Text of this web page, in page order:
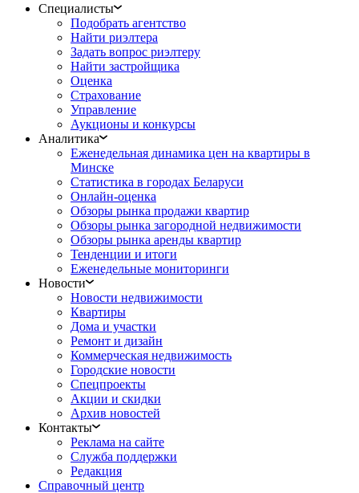
Специалисты
Подобрать агентство
Найти риэлтера
Задать вопрос риэлтеру
Найти застройщика
Оценка
Страхование
Управление
Аукционы и конкурсы
Аналитика
Еженедельная динамика цен на квартиры в
Минске
Статистика в городах Беларуси
Онлайн-оценка
Обзоры рынка продажи квартир
Обзоры рынка загородной недвижимости
Обзоры рынка аренды квартир
Тенденции и итоги
Еженедельные мониторинги
Новости
Новости недвижимости
Квартиры
Дома и участки
Ремонт и дизайн
Коммерческая недвижимость
Городские новости
Спецпроекты
Акции и скидки
Архив новостей
Контакты
Реклама на сайте
Служба поддержки
Редакция
Справочный центр